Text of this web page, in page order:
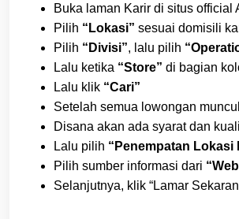
Buka laman Karir di situs official
Pilih “Lokasi” sesuai domisili
Pilih “Divisi”, lalu pilih
Lalu ketika “Store” di bagian
Lalu klik “Cari”
Setelah semua lowongan
Disana akan ada syarat dan
Lalu pilih “Penempatan Lokasi
Pilih sumber informasi dari
Selanjutnya, klik “Lamar